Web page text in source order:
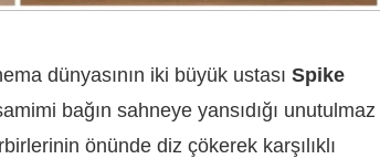
dünyasının iki büyük ustası Spike
bağın sahneye yansıdığı unutulmaz
önünde diz çökerek karşılıklı